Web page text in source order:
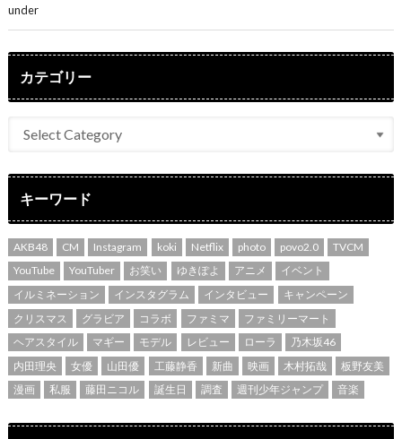
under
カテゴリー
キーワード
AKB48 CM Instagram koki Netflix photo povo2.0
TVCM
YouTube
YouTuber お笑い ゆきぽよ アニメ
イベント
イルミネーション
インスタグラム インタビュー
キャンペーン
クリスマス
グラビア コラボ ファミマ
ファミリーマート
ヘアスタイル
マギー モデル レビュー ローラ
乃木坂46
内田理央
女優 山田優 工藤静香 新曲 映画 木村拓哉
板野友美
漫画
私服 藤田ニコル 誕生日 調査 週刊少年ジャンプ 音楽